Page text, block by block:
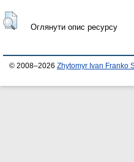
Оглянути опис ресурсу
© 2008–2026 Zhytomyr Ivan Franko